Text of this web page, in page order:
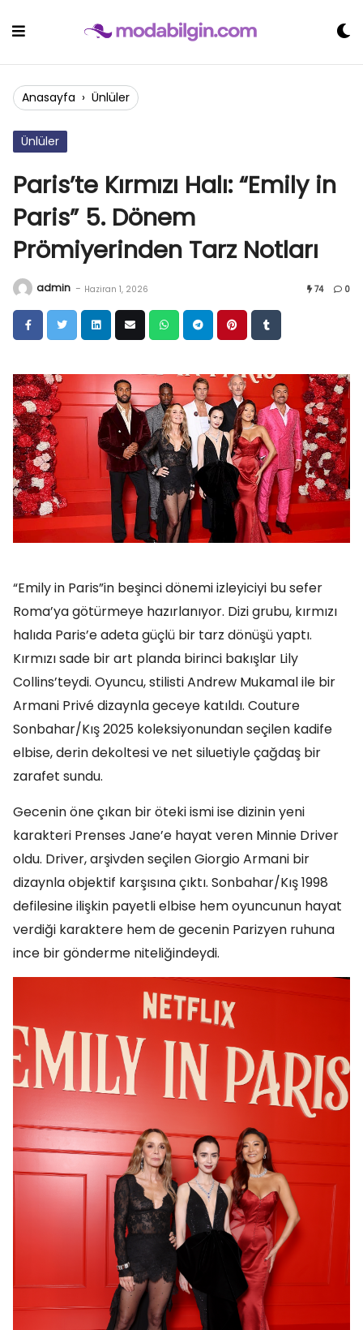
Anasayfa › Ünlüler
Ünlüler
Paris’te Kırmızı Halı: “Emily in
Paris” 5. Dönem
Prömiyerinden Tarz Notları
admin - Haziran 1, 2026 74 0
“Emily in Paris”in beşinci dönemi izleyiciyi bu sefer
Roma’ya götürmeye hazırlanıyor. Dizi grubu, kırmızı
halıda Paris’e adeta güçlü bir tarz dönüşü yaptı.
Kırmızı sade bir art planda birinci bakışlar Lily
Collins’teydi. Oyuncu, stilisti Andrew Mukamal ile bir
Armani Privé dizaynla geceye katıldı. Couture
Sonbahar/Kış 2025 koleksiyonundan seçilen kadife
elbise, derin dekoltesi ve net siluetiyle çağdaş bir
zarafet sundu.
Gecenin öne çıkan bir öteki ismi ise dizinin yeni
karakteri Prenses Jane’e hayat veren Minnie Driver
oldu. Driver, arşivden seçilen Giorgio Armani bir
dizaynla objektif karşısına çıktı. Sonbahar/Kış 1998
defilesine ilişkin payetli elbise hem oyuncunun hayat
verdiği karaktere hem de gecenin Parizyen ruhuna
ince bir gönderme niteliğindeydi.